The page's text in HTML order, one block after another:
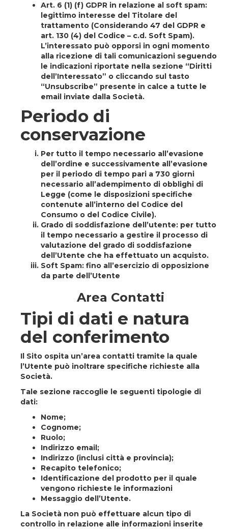
Art. 6 (1) (f) GDPR in relazione al soft spam:
legittimo interesse del Titolare del
trattamento (Considerando 47 del GDPR e
art. 130 (4) del Codice – c.d. Soft Spam).
L’interessato può opporsi in ogni momento
alla ricezione di tali comunicazioni seguendo
le indicazioni riportate nella sezione “Diritti
dell’Interessato” o cliccando sul tasto
“Unsubscribe” presente in calce a tutte le
email inviate dalla Società.
Periodo di
conservazione
Per tutto il tempo necessario all’evasione
dell’ordine e successivamente all’evasione
per il periodo di tempo pari a 730 giorni
necessario all’adempimento di obblighi di
Legge (come le disposizioni specifiche
contenute all’interno del Codice del
Consumo o del Codice Civile).
Grado di soddisfazione dell’utente: per tutto
il tempo necessario a gestire il processo di
valutazione del grado di soddisfazione
dell’Utente che ha effettuato un acquisto.
Soft Spam: fino all’esercizio di opposizione
da parte dell’Utente
Area Contatti
Tipi di dati e natura
del conferimento
Il Sito ospita un’area contatti tramite la quale
l’Utente può inoltrare specifiche richieste alla
Società.
Tale sezione raccoglie le seguenti tipologie di
dati:
Nome;
Cognome;
Ruolo;
Indirizzo email;
Indirizzo (inclusi città e provincia);
Recapito telefonico;
Identificazione del prodotto per il quale
vengono richieste le informazioni
Messaggio dell’Utente.
La Società non può effettuare alcun tipo di
controllo in relazione alle informazioni inserite